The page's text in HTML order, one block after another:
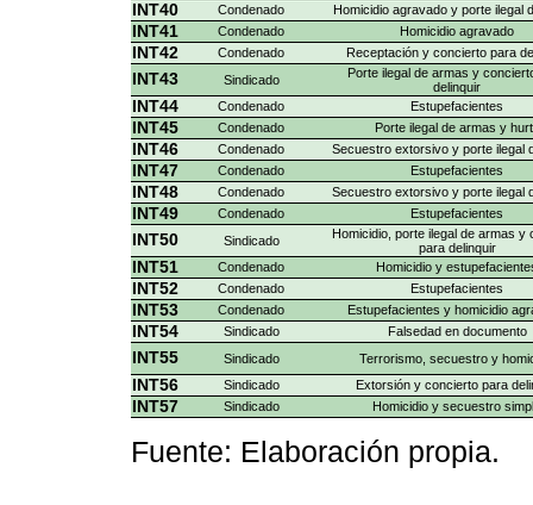
INT40 Condenado Homicidio agravado y porte ilegal
INT41 Condenado Homicidio agravado
INT42 Condenado Receptación y concierto para
INT43 Sindicado
Porte ilegal de armas y
delinquir
INT44 Condenado Estupefacientes
INT45 Condenado Porte ilegal de armas y
INT46 Condenado Secuestro extorsivo y porte ilegal
INT47 Condenado Estupefacientes
INT48 Condenado Secuestro extorsivo y porte ilegal
INT49 Condenado Estupefacientes
INT50 Sindicado
Homicidio, porte ilegal de armas y
para delinquir
INT51 Condenado Homicidio y
INT52 Condenado Estupefacientes
INT53 Condenado Estupefacientes y homicidio
INT54 Sindicado Falsedad en documento
INT55 Sindicado Terrorismo, secuestro y
INT56 Sindicado Extorsión y concierto para
INT57 Sindicado Homicidio y secuestro
Fuente: Elaboración propia.